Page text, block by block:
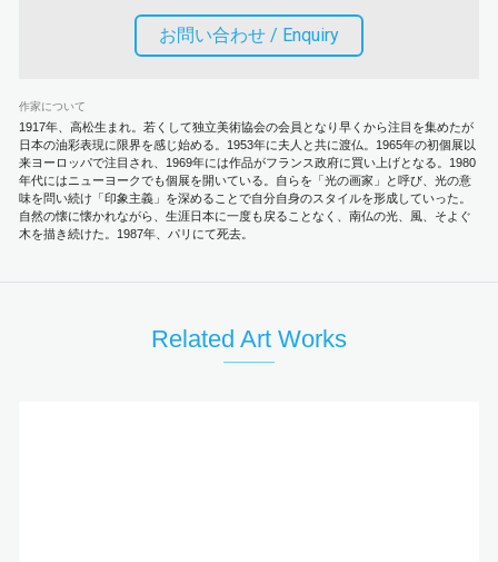
お問い合わせ / Enquiry
作家について
1917年、高松生まれ。若くして独立美術協会の会員となり早くから注目を集めたが
日本の油彩表現に限界を感じ始める。1953年に夫人と共に渡仏。1965年の初個展以
来ヨーロッパで注目され、1969年には作品がフランス政府に買い上げとなる。1980
年代にはニューヨークでも個展を開いている。自らを「光の画家」と呼び、光の意
味を問い続け「印象主義」を深めることで自分自身のスタイルを形成していった。
自然の懐に懐かれながら、生涯日本に一度も戻ることなく、南仏の光、風、そよぐ
木を描き続けた。1987年、パリにて死去。
Related Art Works